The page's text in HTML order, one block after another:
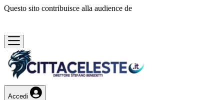
Questo sito contribuisce alla audience de
Accedi